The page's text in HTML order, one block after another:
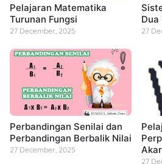
Pelajaran Matematika
Turunan Fungsi
27 December, 2025
Dua
27
Perbandingan Senilai dan
Perbandingan Berbalik Nilai
27 December, 2025
Akar
27